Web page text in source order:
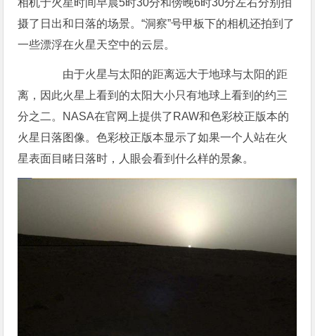
相机于火星时间早晨5时30分和傍晚6时30分左右分别拍
摄了日出和日落的场景。“洞察”号甲板下的相机还拍到了
一些漂浮在火星天空中的云层。
由于火星与太阳的距离远大于地球与太阳的距
离，因此火星上看到的太阳大小只有地球上看到的约三
分之二。NASA在官网上提供了RAW和色彩校正版本的
火星日落图像。色彩校正版本显示了如果一个人站在火
星表面目睹日落时，人眼会看到什么样的景象。